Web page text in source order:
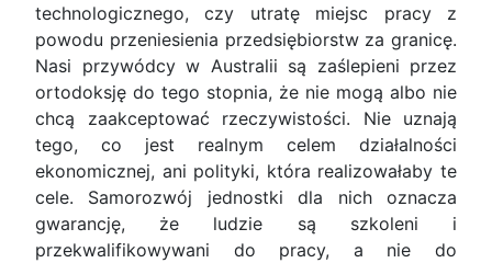
technologicznego, czy utratę miejsc pracy z
powodu przeniesienia przedsiębiorstw za granicę.
Nasi przywódcy w Australii są zaślepieni przez
ortodoksję do tego stopnia, że nie mogą albo nie
chcą zaakceptować rzeczywistości. Nie uznają
tego, co jest realnym celem działalności
ekonomicznej, ani polityki, która realizowałaby te
cele. Samorozwój jednostki dla nich oznacza
gwarancję, że ludzie są szkoleni i
przekwalifikowywani do pracy, a nie do